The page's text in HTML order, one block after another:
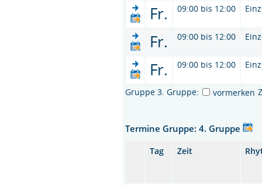
Fr. 09:00 bis 12:00
Fr. 09:00 bis 12:00
Fr. 09:00 bis 12:00
Gruppe 3. Gruppe: vormerken
Termine Gruppe: 4. Gruppe
Tag Zeit